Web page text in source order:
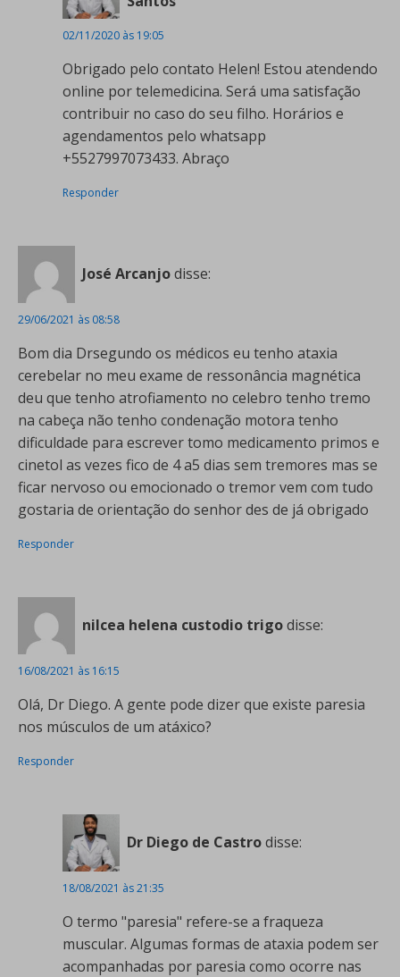
02/11/2020 às 19:05
Obrigado pelo contato Helen! Estou atendendo
online por telemedicina. Será uma satisfação
contribuir no caso do seu filho. Horários e
agendamentos pelo whatsapp
+5527997073433. Abraço
Responder
José Arcanjodisse:
29/06/2021 às 08:58
Bom dia Drsegundo os médicos eu tenho ataxia
cerebelar no meu exame de ressonância magnética
deu que tenho atrofiamento no celebro tenho tremo
na cabeça não tenho condenação motora tenho
dificuldade para escrever tomo medicamento primos e
cinetol as vezes fico de 4 a5 dias sem tremores mas se
ficar nervoso ou emocionado o tremor vem com tudo
gostaria de orientação do senhor des de já obrigado
Responder
nilcea helena custodio trigodisse:
16/08/2021 às 16:15
Olá, Dr Diego. A gente pode dizer que existe paresia
nos músculos de um atáxico?
Responder
Dr Diego de Castrodisse:
18/08/2021 às 21:35
O termo "paresia" refere-se a fraqueza
muscular. Algumas formas de ataxia podem ser
acompanhadas por paresia como ocorre nas